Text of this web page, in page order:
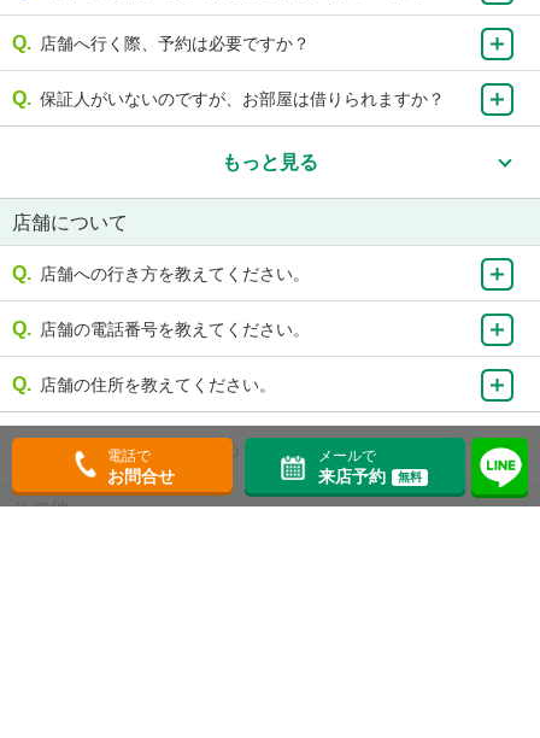
店舗へ行く際、予約は必要ですか？
保証人がいないのですが、お部屋は借りられますか？
もっと見る
店舗について
店舗への行き方を教えてください。
店舗の電話番号を教えてください。
店舗の住所を教えてください。
もっと見る
その他
電話で
お問合せ
メールで
来店予約 無料